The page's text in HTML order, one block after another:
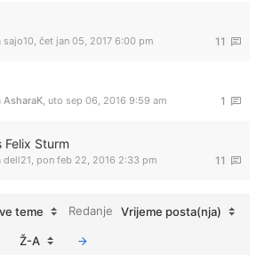
11
sajo10, čet jan 05, 2017 6:00 pm
1
AsharaK, uto sep 06, 2016 9:59 am
Felix Sturm
11
dell21, pon feb 22, 2016 2:33 pm
teme Redanje Vrijeme posta(nja)
Ž-A